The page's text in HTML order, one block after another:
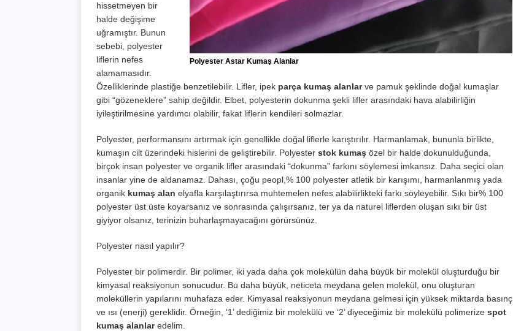
Polyester Astar Kumaş Alanlar
hissetmeyen bir
halde değişime
uğramıştır. Bunun
sebebi, polyester
liflerin nefes
alamamasıdır.
Özelliklerinde plastiğe benzetilebilir. Lifler, ipek parça kumaş alanlarve pamuk şeklinde doğal kumaşlar
gibi “gözeneklere” sahip değildir. Elbet, polyesterin dokunma şekli lifler arasındaki hava alabilirliğin
iyileştirilmesine yardımcı olabilir, fakat liflerin kendileri solmazlar.
Polyester, performansını artırmak için genellikle doğal liflerle karıştırılır. Harmanlamak, bununla birlikte,
kumaşın cilt üzerindeki hislerini de geliştirebilir. Polyester stok kumaş özel bir halde dokunulduğunda,
birçok insan polyester ve organik lifler arasındaki “dokunma” farkını söylemesi imkansız. Daha seçici olan
insanlar yine de aldanamaz. Dahası, çoğu peopl,% 100 polyester atletik bir karışımı, harmanlanmış yada
organik kumaş alan elyafla karşılaştırırsa muhtemelen nefes alabilirlikteki farkı söyleyebilir. Sıkı bir% 100
polyester üst üste koyarsanız ve sonrasında çalışırsanız, ter ya da naturel liflerden oluşan sıkı bir üst
giyiyor olsanız, terinizin buharlaşmayacağını görürsünüz.
Polyester nasıl yapılır?
Polyester bir polimerdir. Bir polimer, iki yada daha çok molekülün daha büyük bir molekül oluşturduğu bir
kimyasal reaksiyonun sonucudur. Bu daha büyük, neticeta meydana gelen molekül, onu oluşturan
moleküllerin yapılarını muhafaza eder. Kimyasal reaksiyonun meydana gelmesi için yüksek miktarda basınç
ve ısı (enerji) gereklidir. Örneğin, ‘1’ dediğimiz bir molekülü ve ‘2’ diyeceğimiz bir molekülü polimerize spot
kumaş alanlaredelim.